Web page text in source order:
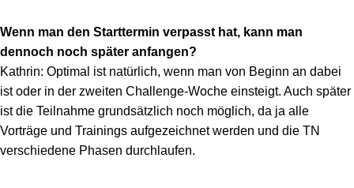
Wenn man den Starttermin verpasst hat, kann man
dennoch noch später anfangen?
Kathrin: Optimal ist natürlich, wenn man von Beginn an dabei
ist oder in der zweiten Challenge-Woche einsteigt. Auch später
ist die Teilnahme grundsätzlich noch möglich, da ja alle
Vorträge und Trainings aufgezeichnet werden und die TN
verschiedene Phasen durchlaufen.